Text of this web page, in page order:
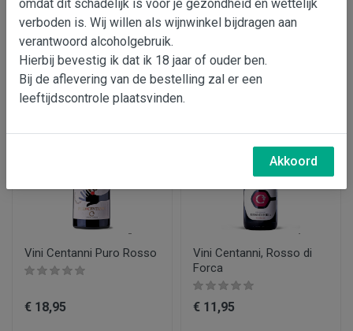
€ 204,95
In wijnmand
€ 21,95
In wijnmand
Vini Centanni Puro Rosso
€ 18,95
Vini Centanni, Rosso di
Forca
€ 11,95
omdat dit schadelijk is voor je gezondheid en wettelijk
verboden is. Wij willen als wijnwinkel bijdragen aan
verantwoord alcoholgebruik.
Hierbij bevestig ik dat ik 18 jaar of ouder ben.
Bij de aflevering van de bestelling zal er een
leeftijdscontrole plaatsvinden.
Akkoord